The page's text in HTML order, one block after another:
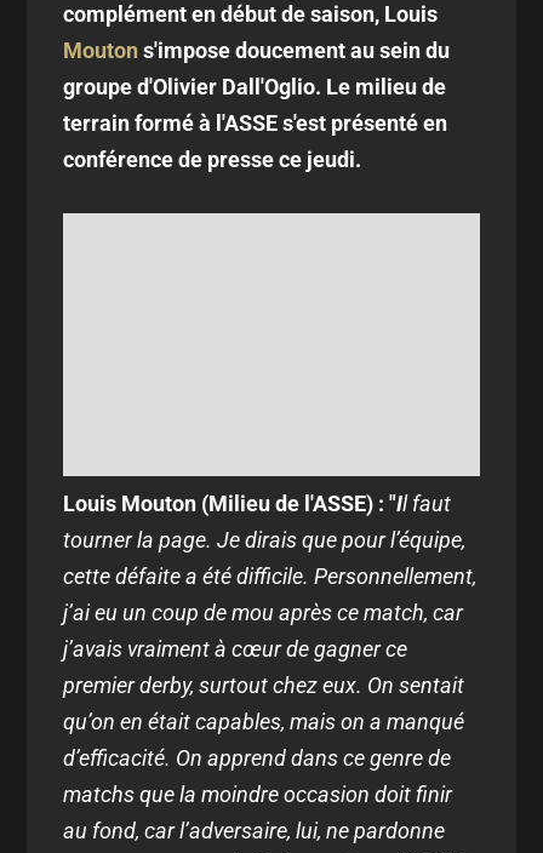
complément en début de saison, Louis
Moutons'impose doucement au sein du
groupe d'Olivier Dall'Oglio. Le milieu de
terrain formé à l'ASSE s'est présenté en
conférence de presse ce jeudi.
Louis Mouton (Milieu de l'ASSE) : "Il faut
tourner la page. Je dirais que pour l’équipe,
cette défaite a été difficile. Personnellement,
j’ai eu un coup de mou après ce match, car
j’avais vraiment à cœur de gagner ce
premier derby, surtout chez eux. On sentait
qu’on en était capables, mais on a manqué
d’efficacité. On apprend dans ce genre de
matchs que la moindre occasion doit finir
au fond, car l’adversaire, lui, ne pardonne